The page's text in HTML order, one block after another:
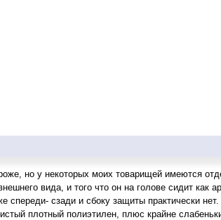
но у некоторых моих товарищей имеются
вида, и того что он на голове сидит как
спереди- сзади и сбоку защиты практически нет.
плотный полиэтилен, плюс крайне